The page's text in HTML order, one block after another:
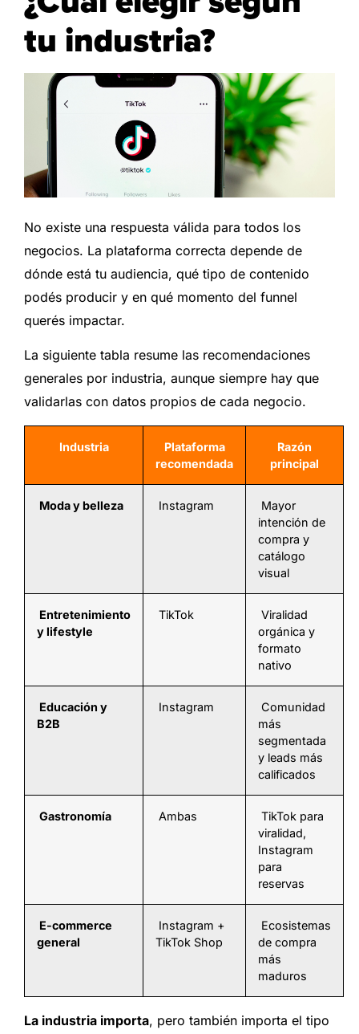
tu industria?
No existe una respuesta válida para todos los
negocios. La plataforma correcta depende de
dónde está tu audiencia, qué tipo de contenido
podés producir y en qué momento del funnel
querés impactar.
La siguiente tabla resume las recomendaciones
generales por industria, aunque siempre hay que
validarlas con datos propios de cada negocio.
Industria
Plataforma
recomendada
Razón
principal
Moda y belleza Instagram
Mayor
intención de
compra y
catálogo
visual
Entretenimiento
y lifestyle
TikTok
Viralidad
orgánica y
formato
nativo
Educación y
B2B
Instagram
Comunidad
más
segmentada
y leads más
calificados
Gastronomía Ambas
TikTok para
viralidad,
Instagram
para
reservas
E-commerce
general
Instagram +
TikTok Shop
Ecosistemas
de compra
más
maduros
La industria importa, pero también importa el tipo